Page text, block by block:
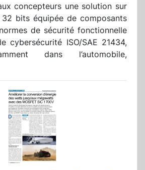
concepteurs une solution sur
bits équipée de composants
de sécurité fonctionnelle
cybersécurité ISO/SAE 21434,
dans l’automobile,